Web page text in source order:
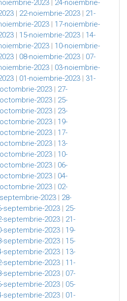
2023
24-noiembrie-
| 22-noiembrie-2023 | 21-
2023 | 17-noiembrie-
| 15-noiembrie-2023 | 14-
2023 | 10-noiembrie-
| 08-noiembrie-2023 | 07-
2023 | 03-noiembrie-
| 01-noiembrie-2023 | 31-
2023 | 27-
2023 | 25-
2023 | 23-
2023 | 19-
2023 | 17-
2023 | 13-
2023 | 10-
2023 | 06-
2023 | 04-
2023 | 02-
2023 | 28-
septembrie-2023 | 25-
septembrie-2023 | 21-
septembrie-2023 | 19-
septembrie-2023 | 15-
septembrie-2023 | 13-
septembrie-2023 | 11-
septembrie-2023 | 07-
septembrie-2023 | 05-
septembrie-2023 | 01-